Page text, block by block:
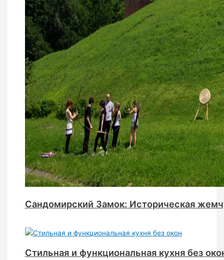
Сандомирский Замок: Историческая
Стильная и функциональная кухня без